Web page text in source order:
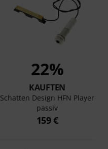
22%
KAUFTEN
Schatten Design HFN Player
passiv
159 €